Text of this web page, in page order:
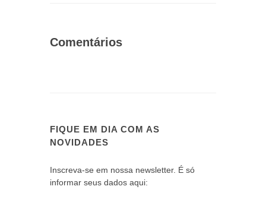
Comentários
FIQUE EM DIA COM AS
NOVIDADES
Inscreva-se em nossa newsletter. É só
informar seus dados aqui: